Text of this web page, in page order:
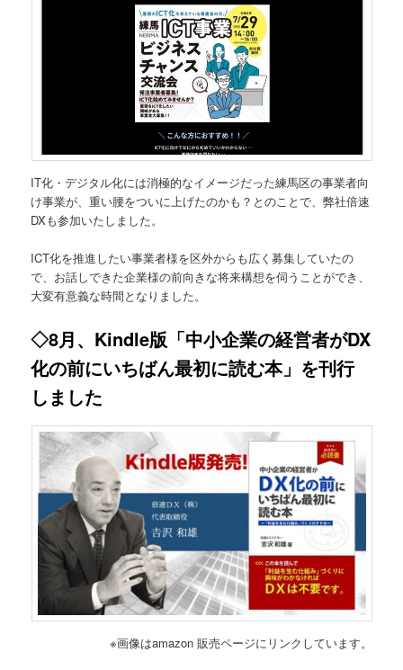
IT化・デジタル化には消極的なイメージだった練馬区の事業者向
け事業が、重い腰をついに上げたのかも？とのことで、弊社倍速
DXも参加いたしました。
ICT化を推進したい事業者様を区外からも広く募集していたの
で、お話しできた企業様の前向きな将来構想を伺うことができ、
大変有意義な時間となりました。
◇8月、Kindle版「中小企業の経営者がDX
化の前にいちばん最初に読む本」を刊行
しました
※画像はamazon 販売ページにリンクしています。